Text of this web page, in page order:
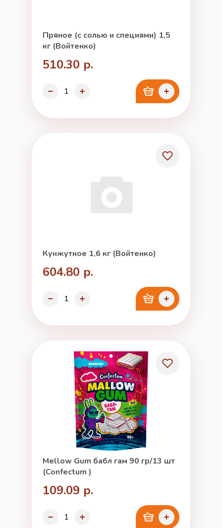
Пряное (с солью и специями) 1,5
кг (Войтенко)
510.30 р.
Кунжутное 1,6 кг (Войтенко)
604.80 р.
Mellow Gum бабл гам 90 гр/13 шт
(Confectum )
109.09 р.